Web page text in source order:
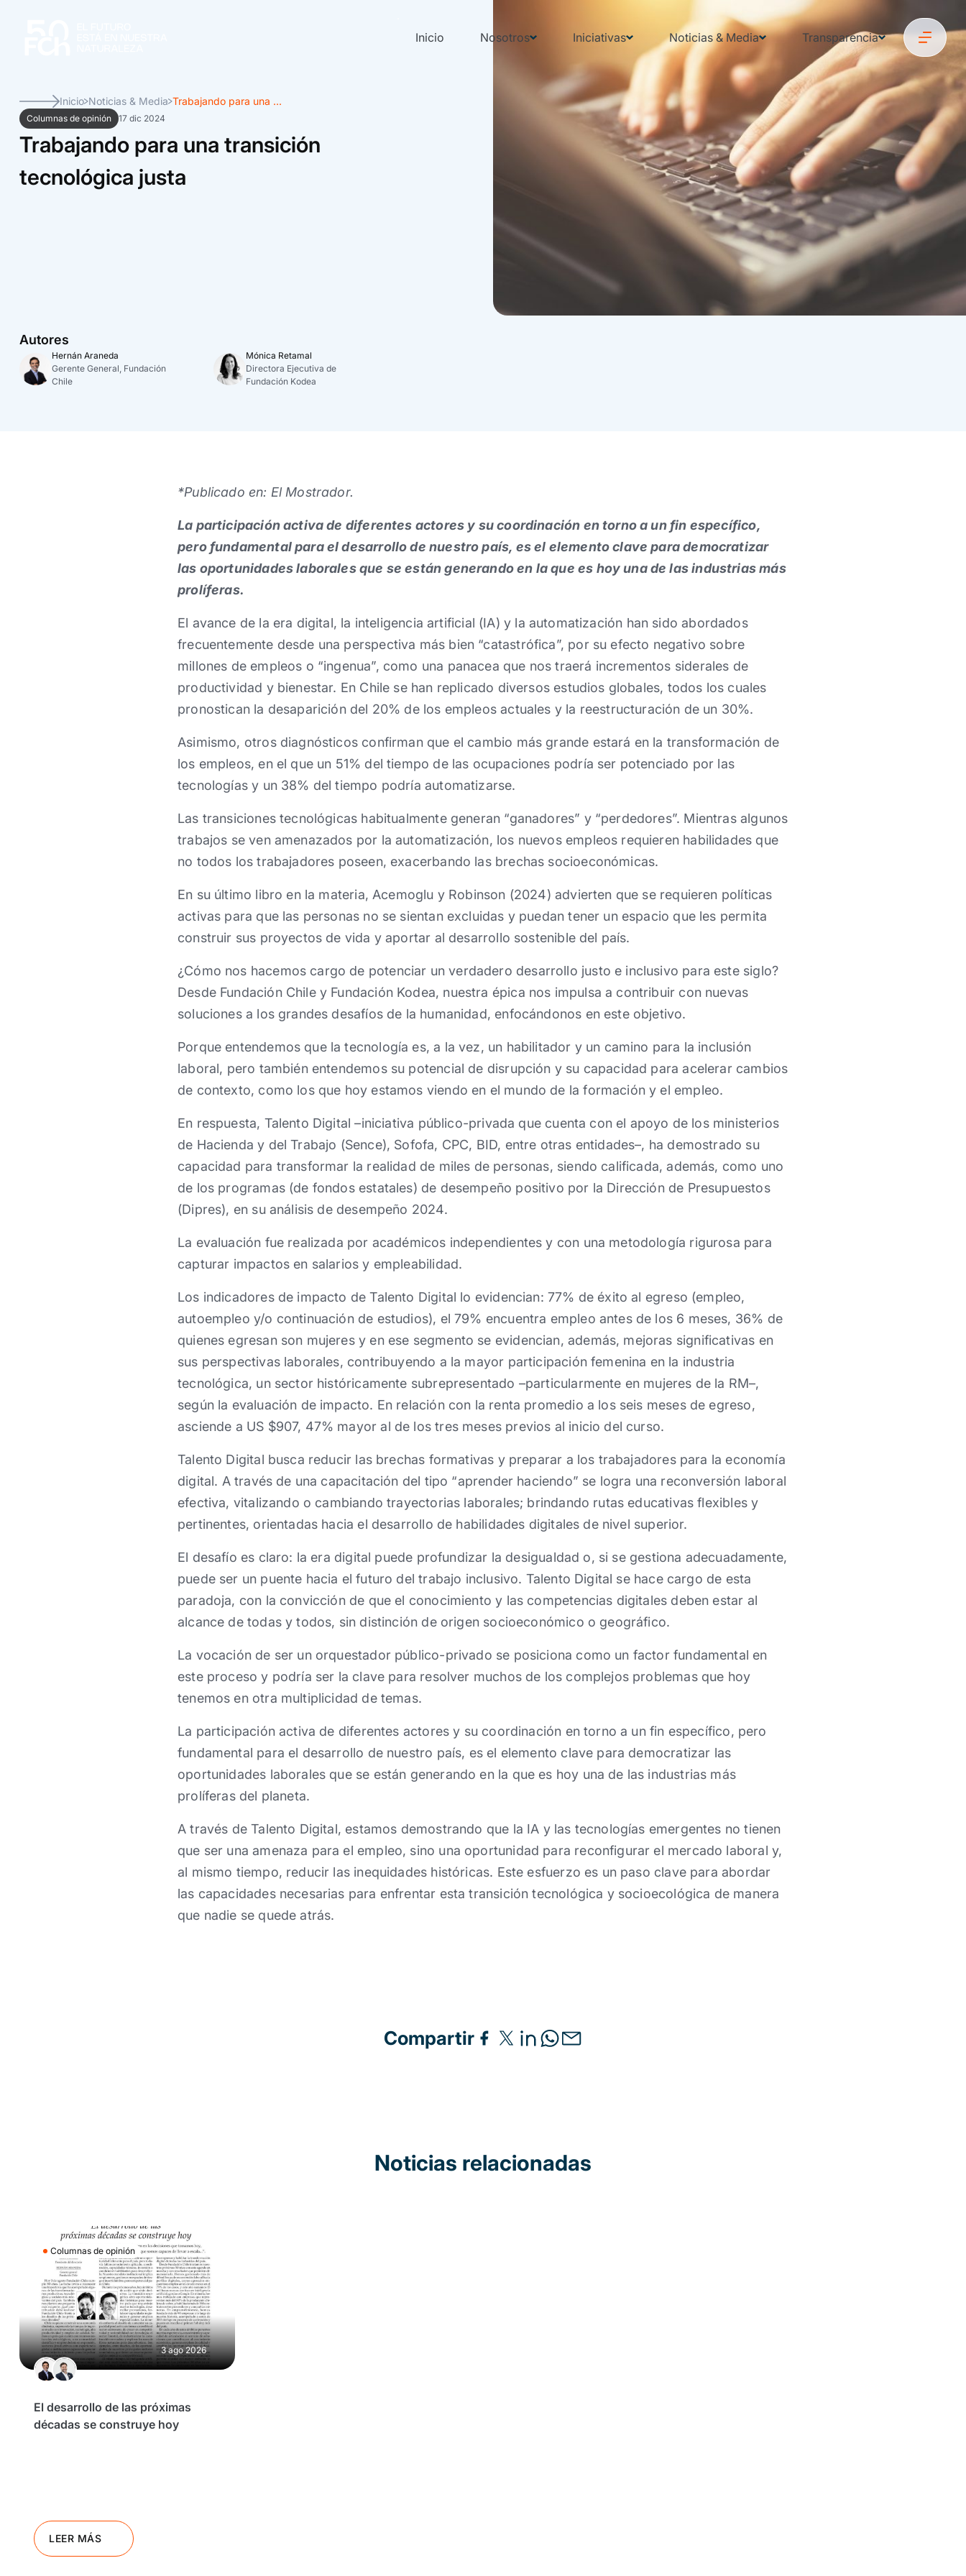
Inicio Nosotros Iniciativas Noticias & Media Transparencia
Inicio Noticias & Media Trabajando para una ...
Columnas de opinión 17 dic 2024
Trabajando para una transición
tecnológica justa
Autores
Hernán Araneda
Gerente General, Fundación
Chile
Mónica Retamal
Directora Ejecutiva de
Fundación Kodea
*Publicado en: El Mostrador.
La participación activa de diferentes actores y su coordinación en torno a un fin específico,
pero fundamental para el desarrollo de nuestro país, es el elemento clave para democratizar
las oportunidades laborales que se están generando en la que es hoy una de las industrias más
prolíferas.
El avance de la era digital, la inteligencia artificial (IA) y la automatización han sido abordados
frecuentemente desde una perspectiva más bien “catastrófica”, por su efecto negativo sobre
millones de empleos o “ingenua”, como una panacea que nos traerá incrementos siderales de
productividad y bienestar. En Chile se han replicado diversos estudios globales, todos los cuales
pronostican la desaparición del 20% de los empleos actuales y la reestructuración de un 30%.
Asimismo, otros diagnósticos confirman que el cambio más grande estará en la transformación de
los empleos, en el que un 51% del tiempo de las ocupaciones podría ser potenciado por las
tecnologías y un 38% del tiempo podría automatizarse.
Las transiciones tecnológicas habitualmente generan “ganadores” y “perdedores”. Mientras algunos
trabajos se ven amenazados por la automatización, los nuevos empleos requieren habilidades que
no todos los trabajadores poseen, exacerbando las brechas socioeconómicas.
En su último libro en la materia, Acemoglu y Robinson (2024) advierten que se requieren políticas
activas para que las personas no se sient​an​​ excluidas y puedan tener un espacio que les permita
construir sus proyectos de vida y aportar al desarrollo sostenible del país. ​ ​
¿Cómo nos hacemos cargo de potenciar un verdadero desarrollo ​justo e ​inclusivo para este siglo?
Desde Fundación Chile y Fundación Kodea, nuestra épica nos impulsa a contribuir con nuevas
soluciones a los grandes desafíos de la humanidad, enfocándonos en este objetivo.
Porque entendemos que la tecnología es, a la vez, un habilitador y un camino para la inclusión
laboral, ​pero también entendemos su potencial de disrupción y su capacidad para acelerar cambios
de contexto, como los que hoy estamos viendo en el mundo de la formación y el ​empleo.
En respuesta, Talento Digital –iniciativa público-privada que cuenta con el apoyo de los ministerios
de Hacienda y del Trabajo (Sence),​ ​Sofofa, CPC, BID, entre otras entidades–, ​ha demostrado su
capacidad ​​para transformar ​la ​realidad de miles de personas, siendo calificada, además, como uno
de los programas (de fondos estatales) de desempeño positivo por la Dirección de Presupuestos
(Dipres), en su análisis de desempeño 2024. ​​
La evaluación fue realizada por académicos independientes y con una metodología rigurosa para
capturar impactos en salarios y empleabilidad.
Los indicadores de impacto de Talento Digital lo evidencian: 77% de éxito al egreso (empleo,
autoempleo y/o continuación de estudios), el 79% encuentra empleo antes de los 6 meses, 36% de
quienes egresan son ​​mujeres​ y en ese segmento se evidencia​​n,​ además, mejoras significativas en
sus perspectivas laborales, contribuyendo a la mayor participación femenina en la industria
tecnológica, un sector históricamente subrepresentado –particularmente en mujeres de la RM–,
según la evaluación de impacto. En relación con la renta promedio a los seis meses de egreso,
asciende a US $907, 47% mayor al de los tres meses previos al inicio del curso.
Talento Digital busca reducir las brechas formativas y preparar a los trabajadores para la economía
digital. A través de una capacitación del tipo “aprender haciendo” se logra una reconversión laboral
efectiva, ​vitalizando​ o cambiando​ trayectorias laborales; brindando rutas educativas flexibles y
pertinentes, orientadas hacia el desarrollo de habilidades digitales de nivel superior. ​​
El desafío es claro: la era digital puede profundizar la desigualdad o, si se gestiona adecuadamente,
puede ser un puente hacia el futuro del trabajo inclusivo. Talento Digital se hace cargo de esta
paradoja, con la convicción de que el conocimiento y las competencias digitales deben estar al
alcance de todas y todos, sin distinción de origen socioeconómico o geográfico. ​ ​
La vocación de ser un orquestador público-privado se posiciona como un ​factor ​fundamental en
este proceso y podría ser la clave para resolver muchos de los complejos problemas que hoy
tenemos en otra multiplicidad de temas.
La participación activa de diferentes actores y su coordinación en torno a un fin específico, pero
fundamental para el desarrollo de nuestro país, es el elemento clave para democratizar las
oportunidades laborales que se están generando en la que es hoy una de las industrias más
prolíferas del planeta.
A través de Talento Digital, estamos demostrando que la IA y las tecnologías emergentes no tienen
que ser una amenaza para el empleo, sino una oportunidad para reconfigurar el mercado laboral y,
al mismo tiempo, reducir las inequidades históricas. Este esfuerzo es un paso clave para abordar
las capacidades necesarias para enfrentar esta transición tecnológica y socioecológica de manera
que nadie se quede atrás.
Compartir
Noticias relacionadas
Columnas de opinión
3 ago 2026
El desarrollo de las próximas
décadas se construye hoy
LEER MÁS